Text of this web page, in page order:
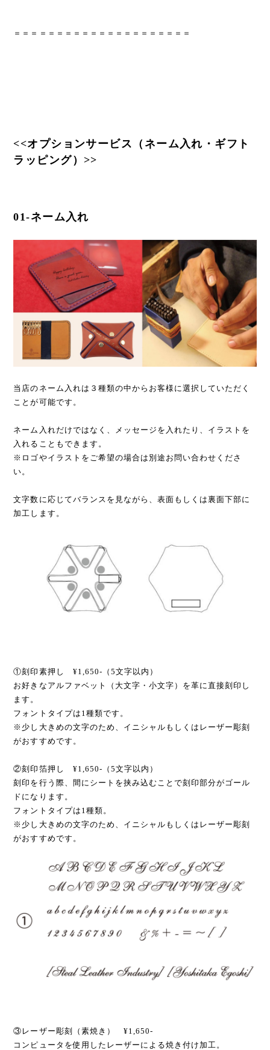
＝＝＝＝＝＝＝＝＝＝＝＝＝＝＝＝＝＝＝＝＝
<<オプションサービス（ネーム入れ・ギフト
ラッピング）>>
01-ネーム入れ
当店のネーム入れは３種類の中からお客様に選択していただく
ことが可能です。
ネーム入れだけではなく、メッセージを入れたり、イラストを
入れることもできます。
※ロゴやイラストをご希望の場合は別途お問い合わせくださ
い。
文字数に応じてバランスを見ながら、表面もしくは裏面下部に
加工します。
①刻印素押し ¥1,650-（5文字以内）
お好きなアルファベット（大文字・小文字）を革に直接刻印し
ます。
フォントタイプは1種類です。
※少し大きめの文字のため、イニシャルもしくはレーザー彫刻
がおすすめです。
②刻印箔押し ¥1,650-（5文字以内）
刻印を行う際、間にシートを挟み込むことで刻印部分がゴール
ドになります。
フォントタイプは1種類。
※少し大きめの文字のため、イニシャルもしくはレーザー彫刻
がおすすめです。
③レーザー彫刻（素焼き） ¥1,650-
コンピュータを使用したレーザーによる焼き付け加工。